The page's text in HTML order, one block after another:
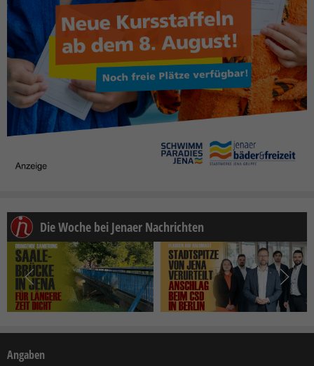
Die Woche bei Jenaer Nachrichten
Angaben